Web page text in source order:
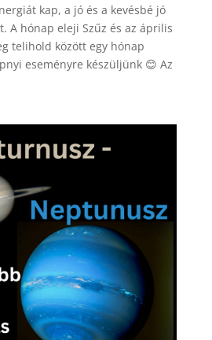
kap, a jó és a kevésbé jó
A hónap eleji Szűz és az április
telihold között egy hónap
eseményre készüljünk 😊 Az